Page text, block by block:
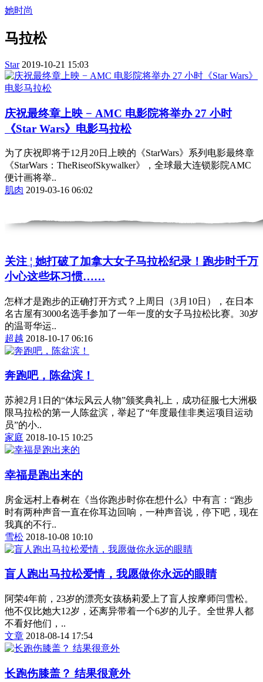
她时尚
马拉松
Star 2019-10-21 15:03
庆祝最终章上映 − AMC 电影院将举办 27 小时
《Star Wars》电影马拉松
为了庆祝即将于12月20日上映的《StarWars》系列电影最终章
《StarWars：TheRiseofSkywalker》，全球最大连锁影院AMC
便计画将举..
肌肉 2019-03-16 06:02
关注 ¦ 她打破了加拿大女子马拉松纪录！跑步时千万
小心这些坏习惯……
怎样才是跑步的正确打开方式？上周日（3月10日），在日本
名古屋有3000名选手参加了一年一度的女子马拉松比赛。30岁
的温哥华运..
超越 2018-10-17 06:16
奔跑吧，陈盆滨！
苏昶2月1日的“体坛风云人物”颁奖典礼上，成功征服七大洲极
限马拉松的第一人陈盆滨，举起了“年度最佳非奥运项目运动
员”的小..
家庭 2018-10-15 10:25
幸福是跑出来的
房金远村上春树在《当你跑步时你在想什么》中有言：“跑步
时有两种声音一直在你耳边回响，一种声音说，停下吧，现在
我真的不行..
雪松 2018-10-08 10:10
盲人跑出马拉松爱情，我愿做你永远的眼睛
阿荣4年前，23岁的漂亮女孩杨莉爱上了盲人按摩师闫雪松。
他不仅比她大12岁，还离异带着一个6岁的儿子。全世界人都
不看好他们，..
文章 2018-08-14 17:54
长跑伤膝盖？ 结果很意外